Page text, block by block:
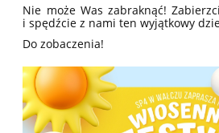
Nie może Was zabraknąć!
i spędźcie z nami ten wyjątkowy
Do zobaczenia!